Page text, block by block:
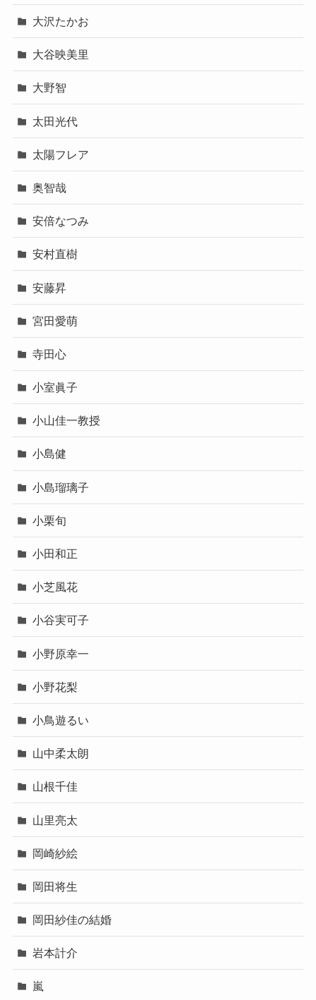
大沢たかお
大谷映美里
大野智
太田光代
太陽フレア
奥智哉
安倍なつみ
安村直樹
安藤昇
宮田愛萌
寺田心
小室眞子
小山佳一教授
小島健
小島瑠璃子
小栗旬
小田和正
小芝風花
小谷実可子
小野原幸一
小野花梨
小鳥遊るい
山中柔太朗
山根千佳
山里亮太
岡崎紗絵
岡田将生
岡田紗佳の結婚
岩本計介
嵐